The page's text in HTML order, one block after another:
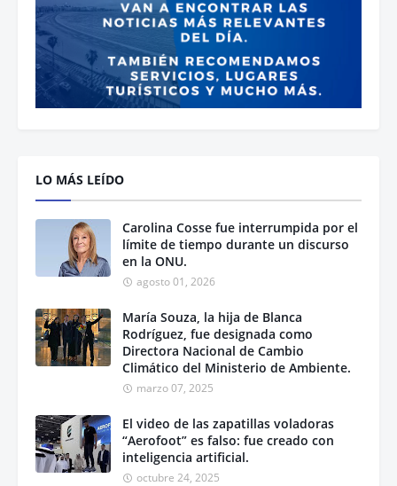
LO MÁS LEÍDO
Carolina Cosse fue interrumpida por el
límite de tiempo durante un discurso
en la ONU.
agosto 01, 2026
María Souza, la hija de Blanca
Rodríguez, fue designada como
Directora Nacional de Cambio
Climático del Ministerio de Ambiente.
marzo 07, 2025
El video de las zapatillas voladoras
“Aerofoot” es falso: fue creado con
inteligencia artificial.
octubre 24, 2025